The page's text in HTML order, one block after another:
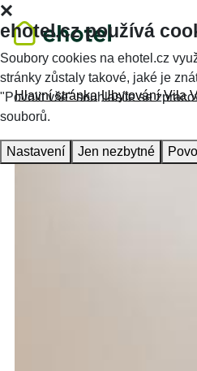
Hlavní stránka Ubytování Vila
ehotel.cz používá
Soubory cookies na ehotel.cz
stránky zůstaly takové, jaké je
"Povolit vše" souhlasíte se
souborů.
Nastavení Jen nezbytné